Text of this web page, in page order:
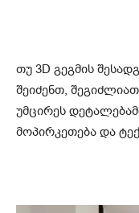
თუ 3D გეგმის
შეიძენთ,
უმცირეს
მოპირკეთება და